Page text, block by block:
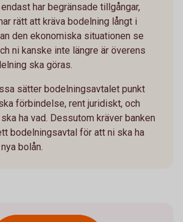
har begränsade tillgångar,
rätt att kräva bodelning långt i
den ekonomiska situationen se
ni kanske inte längre är överens
ska göras.
sätter bodelningsavtalet punkt
förbindelse, rent juridiskt, och
ha vad. Dessutom kräver banken
bodelningsavtal för att ni ska ha
bolån.